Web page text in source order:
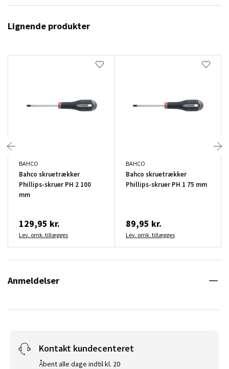
Lignende produkter
BAHCO
Bahco skruetrækker
Phillips-skruer PH 2 100
mm
129,95 kr.
Lev. omk. tillægges
BAHCO
Bahco skruetrækker
Phillips-skruer PH 1 75 mm
89,95 kr.
Lev. omk. tillægges
Anmeldelser
Kontakt kundecenteret
Åbent alle dage indtil kl. 20